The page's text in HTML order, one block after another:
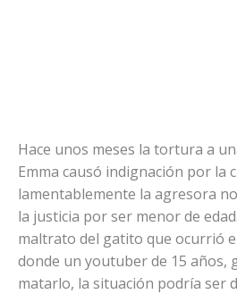
Hace unos meses la tortura a
Emma causó indignación por la
lamentablemente la agresora
la justicia por ser menor de
maltrato del gatito que ocurrió
donde un youtuber de 15 años,
matarlo, la situación podría ser